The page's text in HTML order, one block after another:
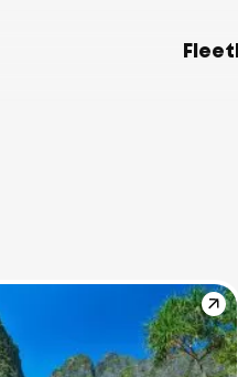
Fleet